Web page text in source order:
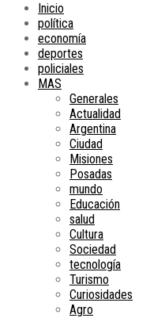
Inicio
política
economía
deportes
policiales
MAS
Generales
Actualidad
Argentina
Ciudad
Misiones
Posadas
mundo
Educación
salud
Cultura
Sociedad
tecnología
Turismo
Curiosidades
Agro